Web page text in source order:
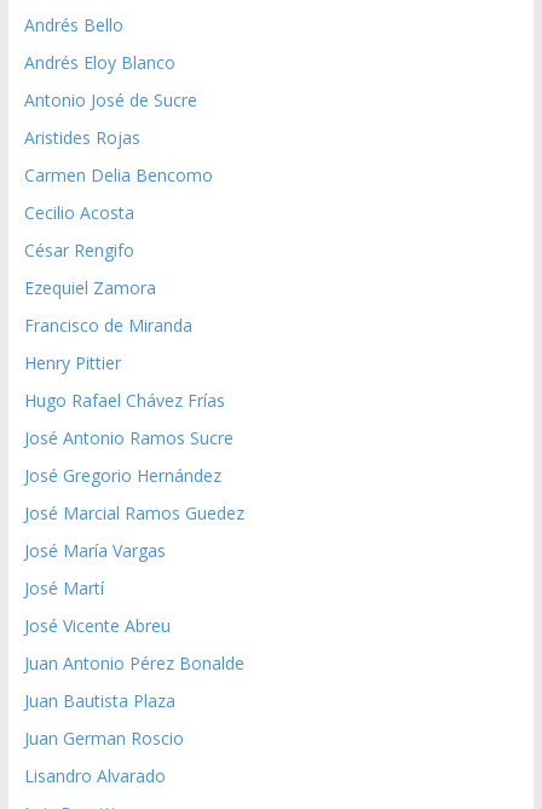
Andrés Bello
Andrés Eloy Blanco
Antonio José de Sucre
Aristides Rojas
Carmen Delia Bencomo
Cecilio Acosta
César Rengifo
Ezequiel Zamora
Francisco de Miranda
Henry Pittier
Hugo Rafael Chávez Frías
José Antonio Ramos Sucre
José Gregorio Hernández
José Marcial Ramos Guedez
José María Vargas
José Martí
José Vicente Abreu
Juan Antonio Pérez Bonalde
Juan Bautista Plaza
Juan German Roscio
Lisandro Alvarado